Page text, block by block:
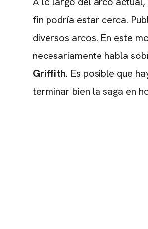
fin podría estar cerca.
diversos arcos. En este
necesariamente habla
Griffith. Es posible que
terminar bien la saga en